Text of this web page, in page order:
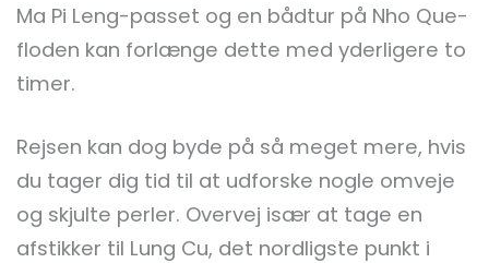
Ma Pi Leng-passet og en bådtur på Nho Que-
floden kan forlænge dette med yderligere to
timer.
Rejsen kan dog byde på så meget mere, hvis
du tager dig tid til at udforske nogle omveje
og skjulte perler. Overvej især at tage en
afstikker til Lung Cu, det nordligste punkt i